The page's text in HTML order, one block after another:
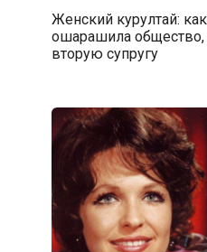
Женский курултай:
ошарашила
вторую супругу